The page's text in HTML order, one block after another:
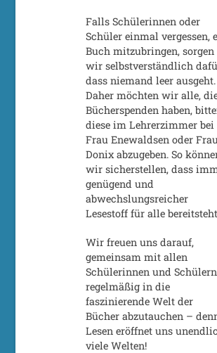
Falls Schülerinnen oder
Schüler einmal vergessen,
Buch mitzubringen, sorgen
wir selbstverständlich
dass niemand leer ausgeht.
Daher möchten wir alle,
Bücherspenden haben,
diese im Lehrerzimmer bei
Frau Enewaldsen oder Frau
Donix abzugeben. So
wir sicherstellen, dass
genügend und
abwechslungsreicher
Lesestoff für alle
Wir freuen uns darauf,
gemeinsam mit allen
Schülerinnen und Schülern
regelmäßig in die
faszinierende Welt der
Bücher abzutauchen –
Lesen eröffnet uns
viele Welten!